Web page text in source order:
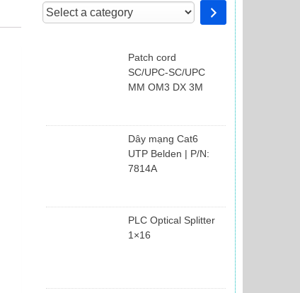
Select
a
Patch cord
SC/UPC-SC/UPC
MM OM3 DX 3M
Dây mạng Cat6
UTP Belden | P/N:
7814A
PLC Optical Splitter
1×16